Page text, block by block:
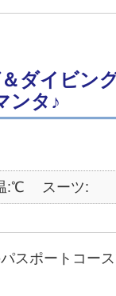
ダイビン
ンタ♪
:℃ スーツ:
スポートコー